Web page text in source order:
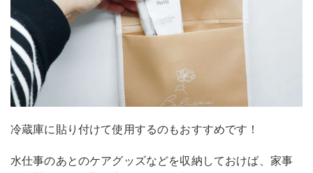
冷蔵庫に貼り付けて使用するのもおすすめです！
水仕事のあとのケアグッズなどを収納しておけば、家事